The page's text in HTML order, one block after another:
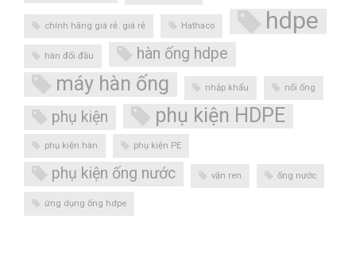
chính hãng giá rẻ. giá rẻ Hathaco hdpe
hàn đối đầu hàn ống hdpe
máy hàn ống nhập khẩu nối ống
phụ kiện phụ kiện HDPE
phụ kiện hàn phụ kiện PE
phụ kiện ống nước vặn ren ống nước
ứng dụng ống hdpe